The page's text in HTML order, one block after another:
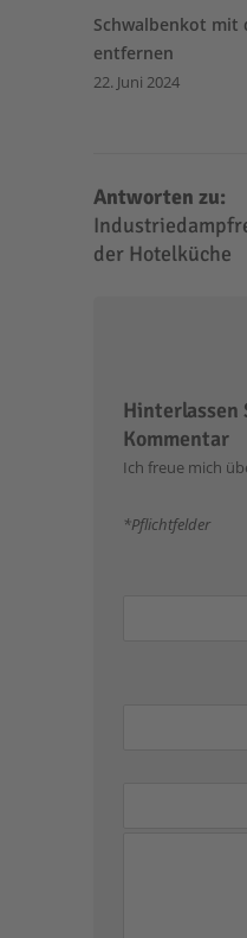
Schwalbenkot mit
entfernen
22. Juni 2024
Antworten zu:
der Hotelküche
Hinterlassen
Kommentar
Ich freue mich
*Pflichtfelder